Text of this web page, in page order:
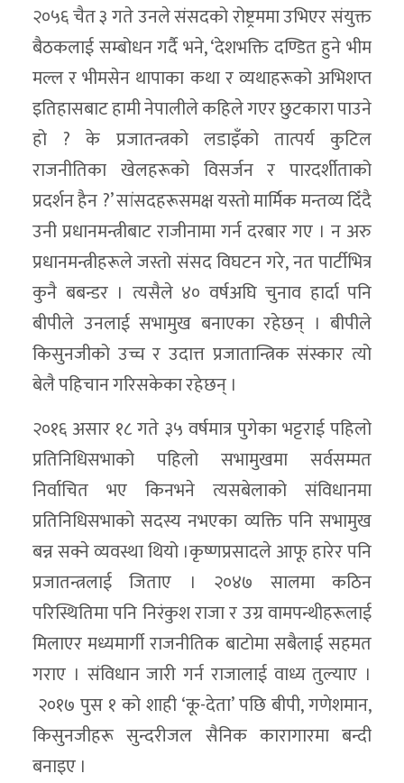
२०५६ चैत ३ गते उनले संसदको रोष्ट्रममा उभिएर संयुक्त
बैठकलाई सम्बोधन गर्दै भने, ‘देशभक्ति दण्डित हुने भीम
मल्ल र भीमसेन थापाका कथा र व्यथाहरूको अभिशप्त
इतिहासबाट हामी नेपालीले कहिले गएर छुटकारा पाउने
हो ? के प्रजातन्त्रको लडाइँको तात्पर्य कुटिल
राजनीतिका खेलहरूको विसर्जन र पारदर्शीताको
प्रदर्शन हैन ?’ सांसदहरूसमक्ष यस्तो मार्मिक मन्तव्य दिँदै
उनी प्रधानमन्त्रीबाट राजीनामा गर्न दरबार गए । न अरु
प्रधानमन्त्रीहरूले जस्तो संसद विघटन गरे, नत पार्टीभित्र
कुनै बबन्डर । त्यसैले ४० वर्षअघि चुनाव हार्दा पनि
बीपीले उनलाई सभामुख बनाएका रहेछन् । बीपीले
किसुनजीको उच्च र उदात्त प्रजातान्त्रिक संस्कार त्यो
बेलै पहिचान गरिसकेका रहेछन् ।
२०१६ असार १८ गते ३५ वर्षमात्र पुगेका भट्टराई पहिलो
प्रतिनिधिसभाको पहिलो सभामुखमा सर्वसम्मत
निर्वाचित भए किनभने त्यसबेलाको संविधानमा
प्रतिनिधिसभाको सदस्य नभएका व्यक्ति पनि सभामुख
बन्न सक्ने व्यवस्था थियो ।कृष्णप्रसादले आफू हारेर पनि
प्रजातन्त्रलाई जिताए । २०४७ सालमा कठिन
परिस्थितिमा पनि निरंकुश राजा र उग्र वामपन्थीहरूलाई
मिलाएर मध्यमार्गी राजनीतिक बाटोमा सबैलाई सहमत
गराए । संविधान जारी गर्न राजालाई वाध्य तुल्याए ।
२०१७ पुस १ को शाही ‘कू-देता’ पछि बीपी, गणेशमान,
किसुनजीहरू सुन्दरीजल सैनिक कारागारमा बन्दी
बनाइए ।